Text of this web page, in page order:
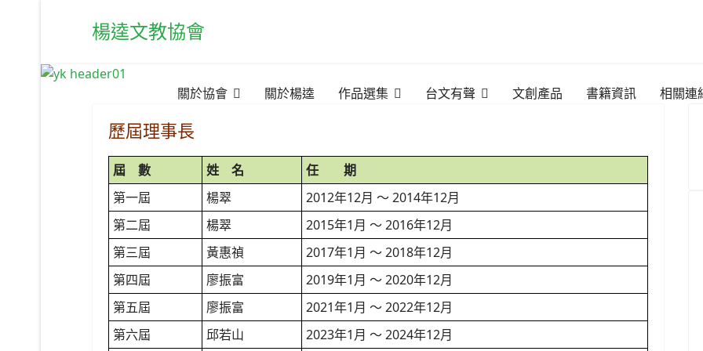
楊逵文教協會
關於協會 關於楊逵 作品選集 台文有聲 文創產品 書籍資訊 相關連
歷屆理事長
屆 數 姓 名
任 期
第一屆
楊翠
2012年12月 ～ 2014年12月
第二屆
楊翠
2015年1月 ～ 2016年12月
第三屆
黃惠禎
2017年1月 ～ 2018年12月
第四屆
廖振富
2019年1月 ～ 2020年12月
第五屆
廖振富
2021年1月 ～ 2022年12月
第六屆
邱若山 2023年1月 ～ 2024年12月